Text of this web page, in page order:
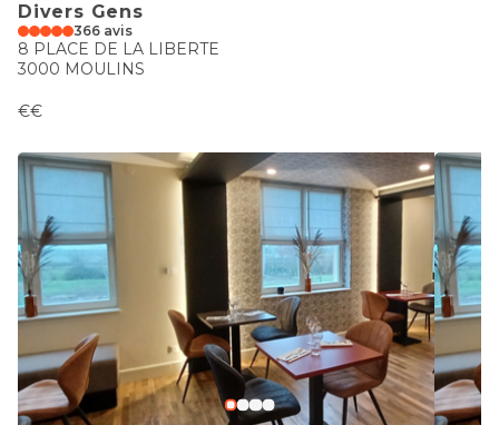
Divers Gens
366 avis
8 PLACE DE LA LIBERTE
3000 MOULINS
€€